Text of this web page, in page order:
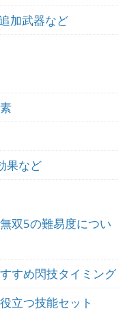
加武器など
果など
双5の難易度につい
すめ閃技タイミング
立つ技能セット